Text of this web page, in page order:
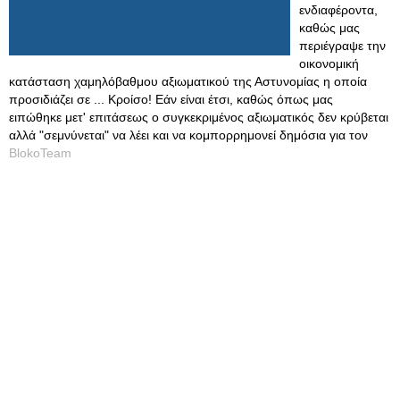
ενδιαφέροντα,
καθώς μας
περιέγραψε την
οικονομική
κατάσταση χαμηλόβαθμου αξιωματικού της Αστυνομίας η οποία
προσιδιάζει σε ... Κροίσο! Εάν είναι έτσι, καθώς όπως μας
ειπώθηκε μετ' επιτάσεως ο συγκεκριμένος αξιωματικός δεν κρύβεται
αλλά "σεμνύνεται" να λέει και να κομπορρημονεί δημόσια για τον
BlokoTeam